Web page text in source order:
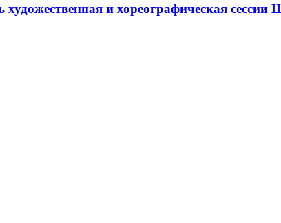
художественная и хореографическая